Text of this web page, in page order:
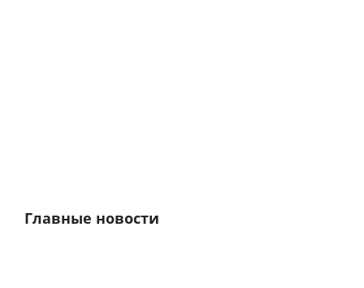
Главные новости